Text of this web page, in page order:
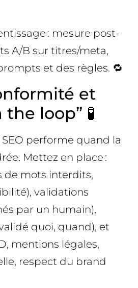
: mesure post-
A/B sur titres/meta,
et des règles. 🔁
et
loop” 🧪
performe quand la
Mettez en place :
de mots interdits,
validations
par un humain),
quoi, quand), et
mentions légales,
respect du brand